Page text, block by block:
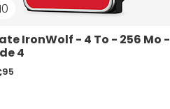
IronWolf - 4 To - 256 Mo -
4
95